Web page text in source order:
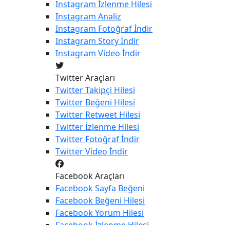
Instagram İzlenme Hilesi
Instagram Analiz
Instagram Fotoğraf İndir
Instagram Story İndir
Instagram Video İndir
Twitter Araçları
TwitterTakipçi Hilesi
Twitter Beğeni Hilesi
Twitter Retweet Hilesi
Twitterİzlenme Hilesi
Twitter Fotoğraf İndir
TwitterVideo İndir
Facebook Araçları
FacebookSayfa Beğeni
Facebook Beğeni Hilesi
FacebookYorum Hilesi